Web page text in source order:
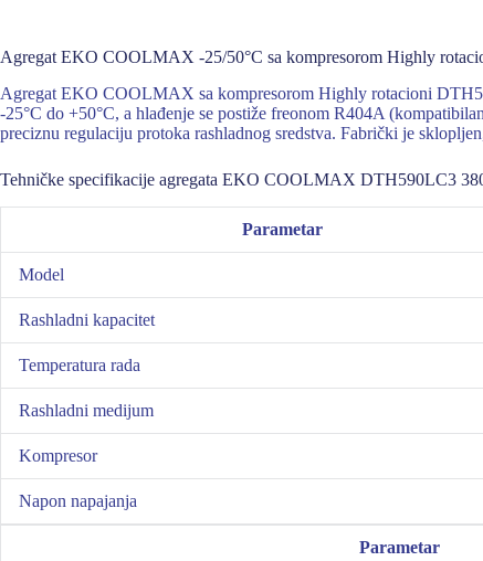
Agregat EKO COOLMAX -25/50°C sa kompresorom Highly
Agregat EKO COOLMAX sa kompresorom Highly rotacioni
-25°C do +50°C, a hlađenje se postiže freonom R404A
preciznu regulaciju protoka rashladnog sredstva. Fabrički je
Tehničke specifikacije agregata EKO COOLMAX DTH590LC3
Parametar
Model
Rashladni kapacitet
Temperatura rada
Rashladni medijum
Kompresor
Napon napajanja
Parametar